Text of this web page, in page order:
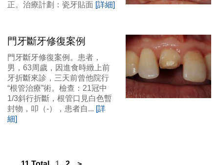
正。治療計劃：瓷牙貼面 [詳細]
門牙斷牙修復案例
門牙斷牙修復案例。患者，
男，63周歲，因進食時緻上前
牙折斷來診，三天前曾他院行
“根管治療”術。檢查：21冠中
1/3斜行折斷，根管口見白色暫
封物，叩（-），患者自... [詳
細]